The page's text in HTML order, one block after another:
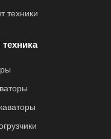
техники